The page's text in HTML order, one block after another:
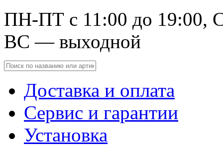
ПН-ПТ с 11:00 до 19:00,
ВС — выходной
Доставка и оплата
Сервис и гарантии
Установка